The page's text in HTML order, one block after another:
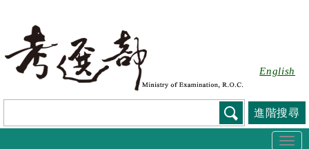
要
容
English
進階搜尋